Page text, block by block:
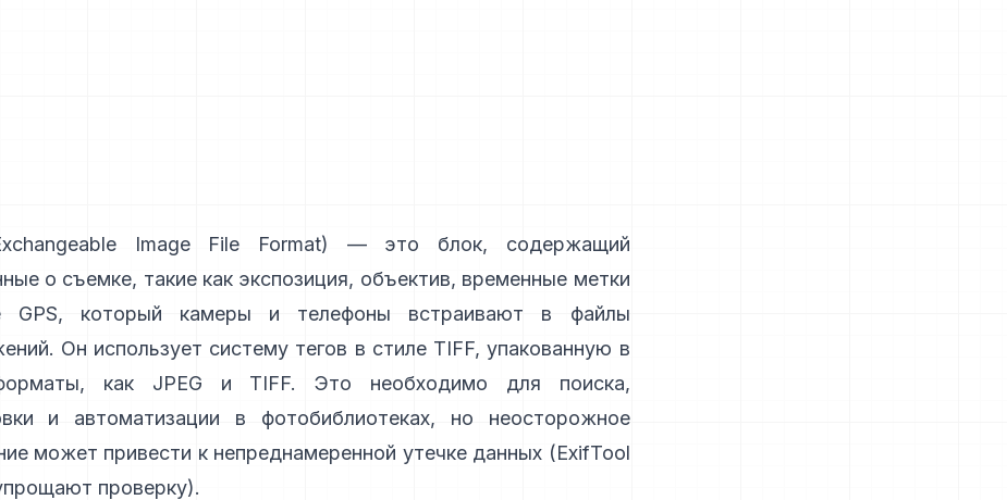
Image File Format) — это блок, содержащий
о съемке, такие как экспозиция, объектив, временные метки
который камеры и телефоны встраивают в файлы
Он использует систему тегов в стиле TIFF, упакованную в
как JPEG и TIFF. Это необходимо для поиска,
и автоматизации в фотобиблиотеках, но неосторожное
может привести к непреднамеренной утечке данных (ExifTool
проверку).